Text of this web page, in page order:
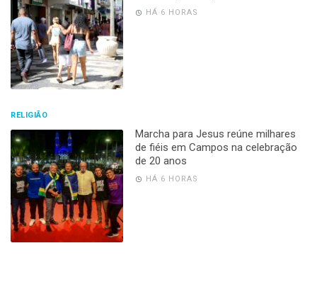
HÁ 6 HORAS
RELIGIÃO
Marcha para Jesus reúne milhares
de fiéis em Campos na celebração
de 20 anos
HÁ 6 HORAS